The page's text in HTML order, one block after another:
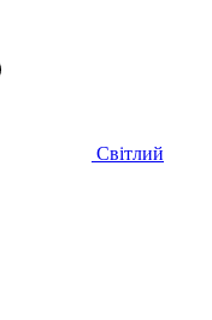
Світлий